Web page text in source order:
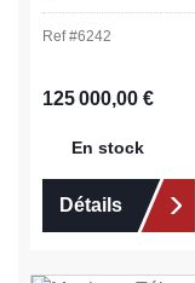
Ref #6242
Prix régulier :
125 000,00 €
En stock
Détails